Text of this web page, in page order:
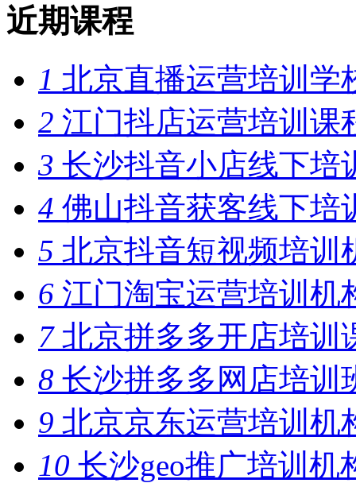
近期课程
1 北京直播运营培训学
2 江门抖店运营培训课
3 长沙抖音小店线下培
4 佛山抖音获客线下培
5 北京抖音短视频培训
6 江门淘宝运营培训机
7北京拼多多开店培训
8 长沙拼多多网店培训
9 北京京东运营培训机
10 长沙geo推广培训机